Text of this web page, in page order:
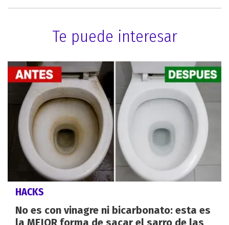
Te puede interesar
HACKS
No es con vinagre ni bicarbonato: esta es
la MEJOR forma de sacar el sarro de las